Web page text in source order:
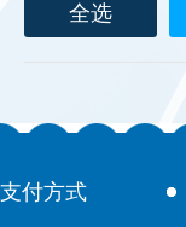
全选
支付方式